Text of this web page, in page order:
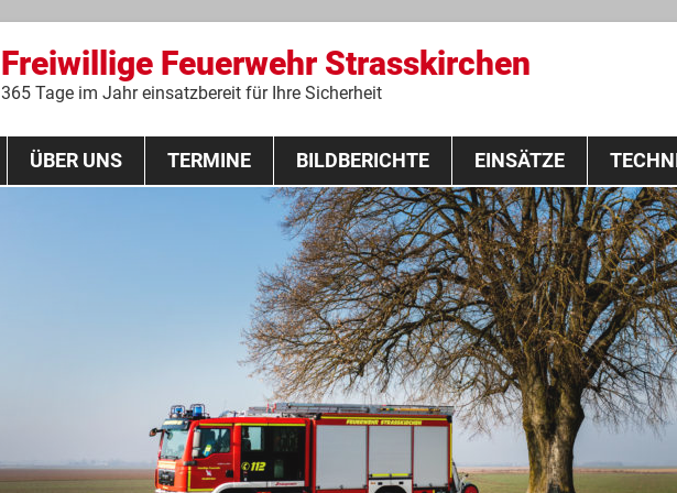
Freiwillige Feuerwehr Strasskirchen
365 Tage im Jahr einsatzbereit für Ihre Sicherheit
Zum
springen
ÜBER UNS TERMINE
THL Lehrgang 2020
BILDBERICHTE EINSÄTZE
Fahrzeuge
Ausrüstung